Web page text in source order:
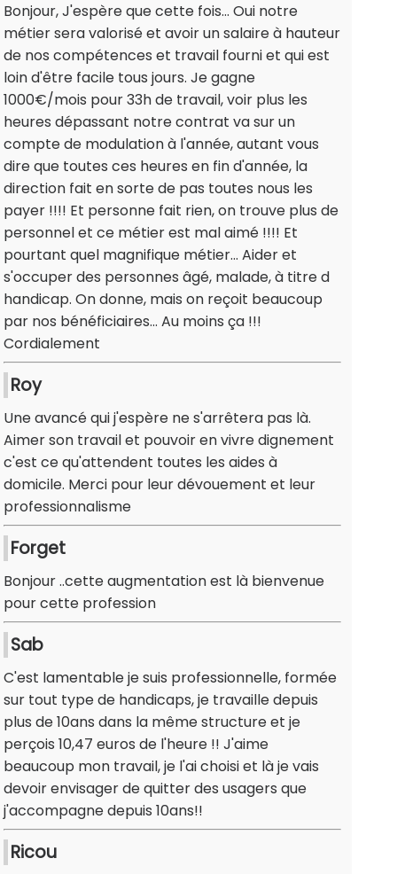
Bonjour, J'espère que cette fois... Oui notre
métier sera valorisé et avoir un salaire à hauteur
de nos compétences et travail fourni et qui est
loin d'être facile tous jours. Je gagne
1000€/mois pour 33h de travail, voir plus les
heures dépassant notre contrat va sur un
compte de modulation à l'année, autant vous
dire que toutes ces heures en fin d'année, la
direction fait en sorte de pas toutes nous les
payer !!!! Et personne fait rien, on trouve plus de
personnel et ce métier est mal aimé !!!! Et
pourtant quel magnifique métier... Aider et
s'occuper des personnes âgé, malade, à titre d
handicap. On donne, mais on reçoit beaucoup
par nos bénéficiaires... Au moins ça !!!
Cordialement
Roy
Une avancé qui j'espère ne s'arrêtera pas là.
Aimer son travail et pouvoir en vivre dignement
c'est ce qu'attendent toutes les aides à
domicile. Merci pour leur dévouement et leur
professionnalisme
Forget
Bonjour ..cette augmentation est là bienvenue
pour cette profession
Sab
C'est lamentable je suis professionnelle, formée
sur tout type de handicaps, je travaille depuis
plus de 10ans dans la même structure et je
perçois 10,47 euros de l'heure !! J'aime
beaucoup mon travail, je l'ai choisi et là je vais
devoir envisager de quitter des usagers que
j'accompagne depuis 10ans!!
Ricou